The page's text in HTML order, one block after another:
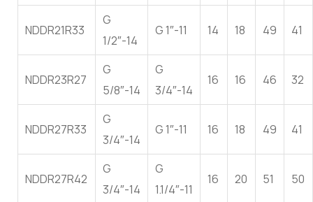
NDDR21R33
G
1/2″-14
G 1″-11 14 18 49 41
NDDR23R27
G
5/8″-14
G
3/4″-14
16 16 46 32
NDDR27R33
G
3/4″-14
G 1″-11 16 18 49 41
NDDR27R42
G
3/4″-14
G
1.1/4″-11
16 20 51 50